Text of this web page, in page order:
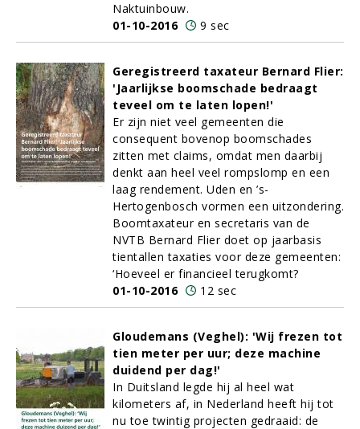
Naktuinbouw.
01-10-2016
9 sec
Geregistreerd taxateur Bernard Flier:
'Jaarlijkse boomschade bedraagt
teveel om te laten lopen!'
Er zijn niet veel gemeenten die
consequent bovenop boomschades
zitten met claims, omdat men daarbij
denkt aan heel veel rompslomp en een
laag rendement. Uden en ’s-
Hertogenbosch vormen een uitzondering.
Boomtaxateur en secretaris van de
NVTB Bernard Flier doet op jaarbasis
tientallen taxaties voor deze gemeenten:
‘Hoeveel er financieel terugkomt?
01-10-2016
12 sec
Gloudemans (Veghel): 'Wij frezen tot
tien meter per uur; deze machine
duidend per dag!'
In Duitsland legde hij al heel wat
kilometers af, in Nederland heeft hij tot
nu toe twintig projecten gedraaid: de